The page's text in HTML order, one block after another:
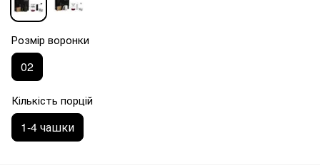
Розмір воронки
02
Кількість порцій
1-4 чашки